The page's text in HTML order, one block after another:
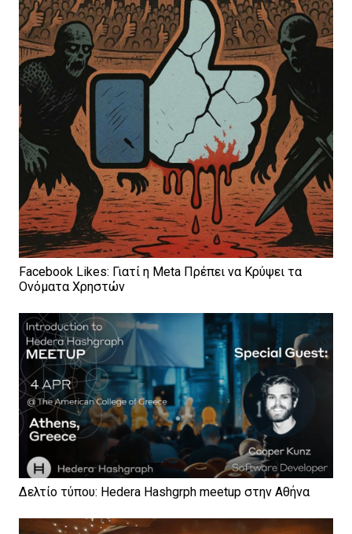
Facebook Likes: Γιατί η Meta Πρέπει να Κρύψει τα
Ονόματα Χρηστών
Δελτίο τύπου: Hedera Hashgrph meetup στην Αθήνα